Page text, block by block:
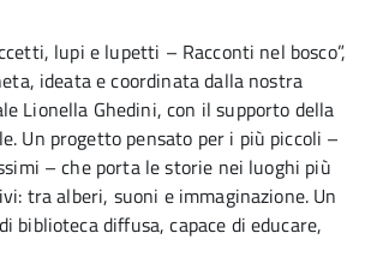
lupi e lupetti – Racconti nel bosco”,
ideata e coordinata dalla nostra
Lionella Ghedini, con il supporto della
Un progetto pensato per i più piccoli –
– che porta le storie nei luoghi più
tra alberi, suoni e immaginazione. Un
biblioteca diffusa, capace di educare,